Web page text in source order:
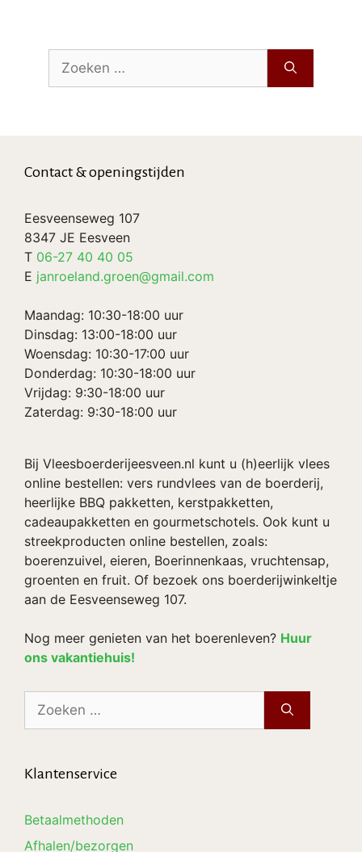
naar:
Contact & openingstijden
Eesveenseweg 107
8347 JE Eesveen
T 06-27 40 40 05
E janroeland.groen@gmail.com
Maandag: 10:30-18:00 uur
Dinsdag: 13:00-18:00 uur
Woensdag: 10:30-17:00 uur
Donderdag: 10:30-18:00 uur
Vrijdag: 9:30-18:00 uur
Zaterdag: 9:30-18:00 uur
Bij Vleesboerderijeesveen.nl kunt u (h)eerlijk vlees
online bestellen: vers rundvlees van de boerderij,
heerlijke BBQ pakketten, kerstpakketten,
cadeaupakketten en gourmetschotels. Ook kunt u
streekproducten online bestellen, zoals:
boerenzuivel, eieren, Boerinnenkaas, vruchtensap,
groenten en fruit. Of bezoek ons boerderijwinkeltje
aan de Eesveenseweg 107.
Nog meer genieten van het boerenleven? Huur
ons vakantiehuis!
naar:
Klantenservice
Betaalmethoden
Afhalen/bezorgen